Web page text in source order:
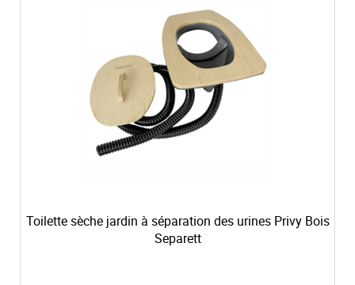
Toilette sèche jardin à séparation des urines Privy Bois
Separett